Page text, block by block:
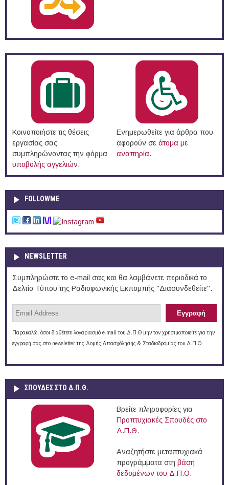
Κοινοποιήστε τις θέσεις
εργασίας σας
συμπληρώνοντας την φόρμα
υποβολής αγγελιών.
Ενημερωθείτε για άρθρα που
αφορούν σε άτομα με
αναπηρία.
FOLLOWME
NEWSLETTER
Συμπληρώστε το e-mail σας και θα λαμβάνετε περιοδικά το
Δελτίο Τύπου της Ραδιοφωνικής Εκπομπής "Διασυνδεθείτε".
Παρακαλώ, όσοι διαθέτετε λογαριασμό e-mail του Δ.Π.Θ μην τον χρησιμοποιείτε για την
εγγραφή σας στο newsletter της Δομής Απασχόλησης & Σταδιοδρομίας του Δ.Π.Θ.
ΣΠΟΥΔΈΣ ΣΤΟ Δ.Π.Θ.
Βρείτε πληροφορίες για
Προπτυχιακές Σπουδές στο
Δ.Π.Θ.
Αναζητήστε μεταπτυχιακά
προγράμματα στη βάση
δεδομένων του Δ.Π.Θ.